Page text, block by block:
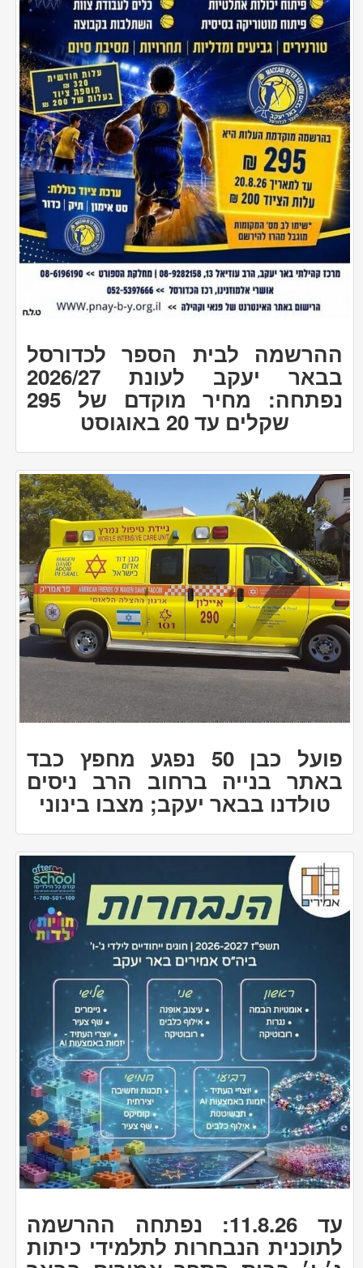
ההרשמה לבית הספר לכדורסל
בבאר יעקב לעונת 2026/27
נפתחה: מחיר מוקדם של 295
שקלים עד 20 באוגוסט
פועל כבן 50 נפגע מחפץ כבד
באתר בנייה ברחוב הרב ניסים
טולדנו בבאר יעקב; מצבו בינוני
עד 11.8.26: נפתחה ההרשמה
לתוכנית הנבחרות לתלמידי כיתות